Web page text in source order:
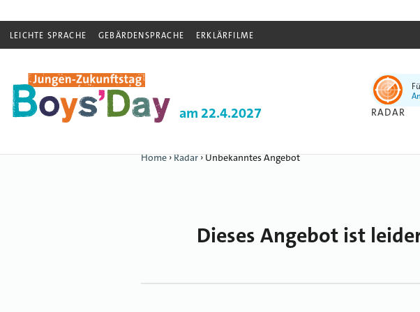
LEICHTE SPRACHE GEBÄRDENSPRACHE ERKLÄRFILME
am 22.4.2027 RADAR
Home›Radar›Unbekanntes Angebot
Dieses Angebot ist